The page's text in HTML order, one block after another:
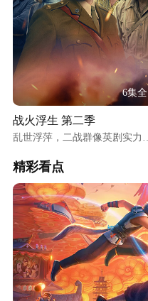
6集全
战火浮生 第二季
乱世浮萍，二战群像英剧实力归
精彩看点